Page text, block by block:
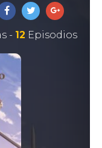
- 12 Episodios